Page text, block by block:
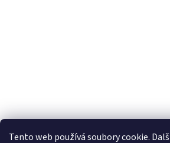
Tento web používá soubory cookie.